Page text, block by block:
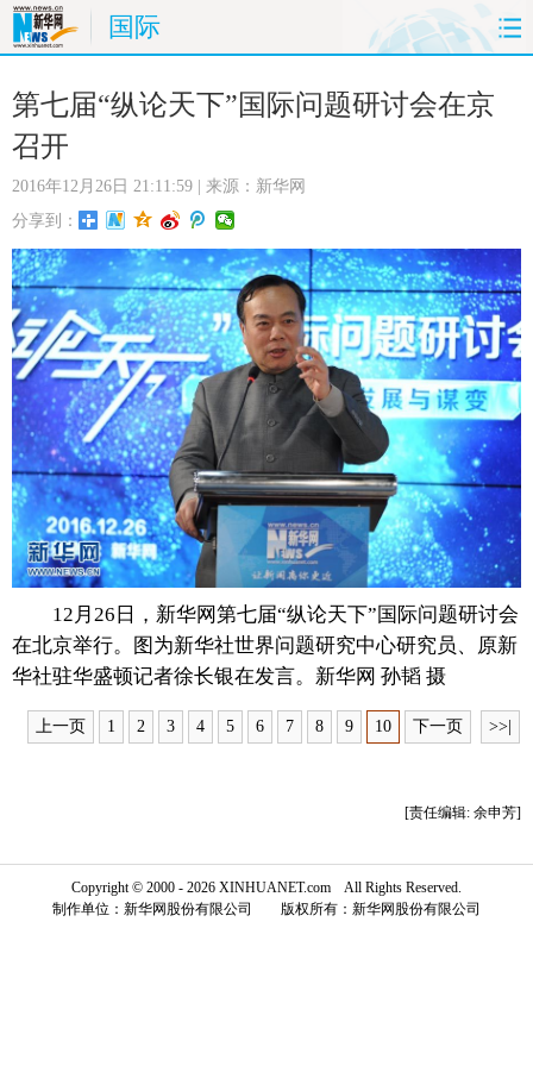
国际
首页 时政 国际 财经
娱乐
时尚 思客
港澳 台湾 华人 汽车
科技 能源 房产 公司
图片 视频 彩票 食品
旅游 健康 数据
金融 公益 军事 无人机
富媒体 摄影 新华广播
新华电视中文 新华电视英文 返回PC
第七届“纵论天下”国际问题研讨会在京
召开
2016年12月26日 21:11:59 | 来源：新华网
分享到：
12月26日，新华网第七届“纵论天下”国际问题研讨会
在北京举行。图为新华社世界问题研究中心研究员、原新
华社驻华盛顿记者徐长银在发言。新华网 孙韬 摄
上一页 1 2 3 4 5 6 7 8 9 10 下一页 >>|
[责任编辑: 余申芳]
Copyright © 2000 - 2026 XINHUANET.com All Rights Reserved.
制作单位：新华网股份有限公司 版权所有：新华网股份有限公司